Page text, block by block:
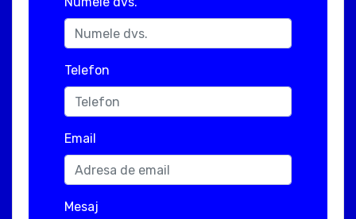
Telefon
Email
Mesaj